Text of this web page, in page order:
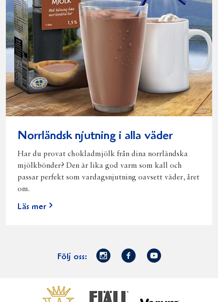
Norrländsk njutning i alla väder
Har du provat chokladmjölk från dina norrländska
mjölkbönder? Den är lika god varm som kall och
passar perfekt som vardagsnjutning oavsett väder, året
om.
Läs mer
Följ oss:
Norrmejerier
Facebook
Youtube
VästerbottensostFjällfil